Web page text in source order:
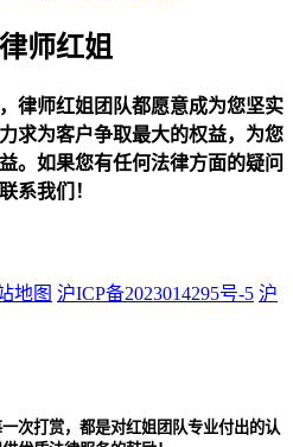
师红姐
律师红姐团队都愿意成为您坚实
求为客户争取最大的权益，为您
。如果您有任何法律方面的疑问
系我们！
地图 沪ICP备2023014295号-5 沪
次打赏，都是对红姐团队专业付出的认